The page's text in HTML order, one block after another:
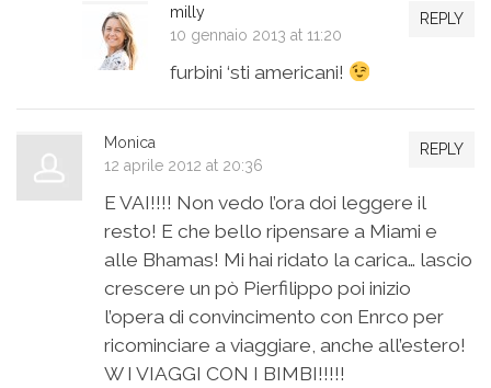
REPLY
milly
10 gennaio 2013 at 11:20
furbini ‘sti americani!
REPLY
Monica
12 aprile 2012 at 20:36
E VAI!!!! Non vedo l’ora doi leggere il
resto! E che bello ripensare a Miami e
alle Bhamas! Mi hai ridato la carica… lascio
crescere un pò Pierfilippo poi inizio
l’opera di convincimento con Enrco per
ricominciare a viaggiare, anche all’estero!
W I VIAGGI CON I BIMBI!!!!!